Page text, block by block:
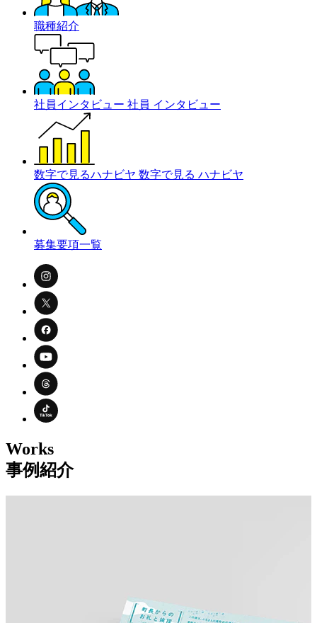
職種紹介
社員インタビュー 社員 インタビュー
数字で見るハナビヤ 数字で見る ハナビヤ
募集要項一覧
Works
事例紹介